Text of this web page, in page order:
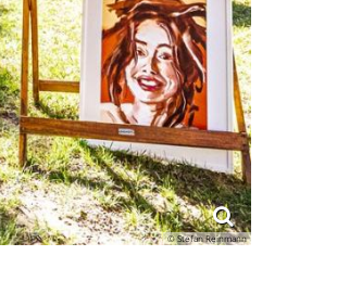
© Stefan Reinmann